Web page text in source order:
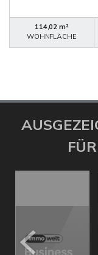
114,02 m²
WOHNFLÄCHE